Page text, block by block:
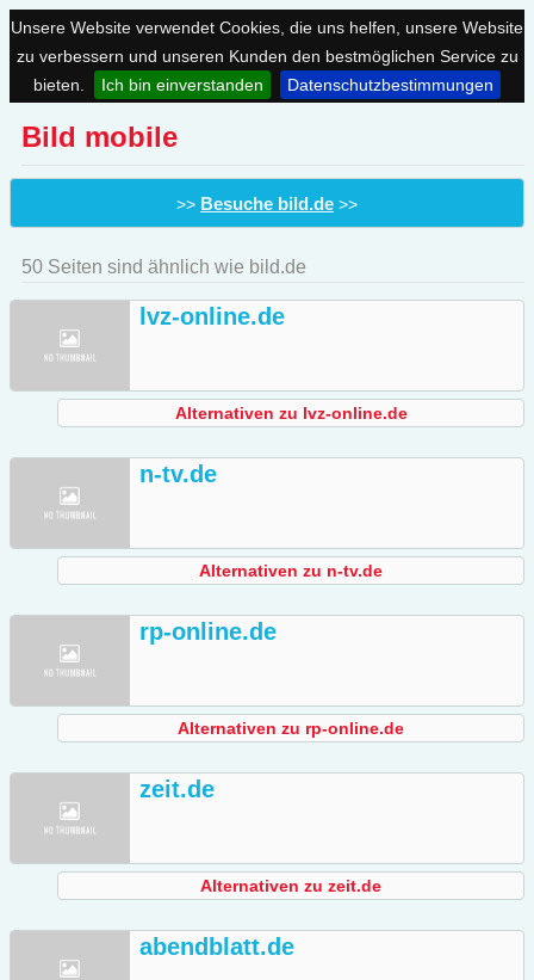
Unsere Website verwendet Cookies, die uns helfen, unsere Website
zu verbessern und unseren Kunden den bestmöglichen Service zu
bieten.
Ich bin einverstanden Datenschutzbestimmungen
Bild mobile
>> Besuche bild.de >>
50 Seiten sind ähnlich wie bild.de
lvz-online.de
Alternativen zu lvz-online.de
n-tv.de
Alternativen zu n-tv.de
rp-online.de
Alternativen zu rp-online.de
zeit.de
Alternativen zu zeit.de
abendblatt.de